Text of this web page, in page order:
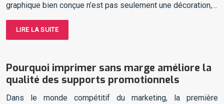
graphique bien conçue n’est pas seulement une décoration,…
LIRE LA SUITE
Pourquoi imprimer sans marge améliore la
qualité des supports promotionnels
Dans le monde compétitif du marketing, la première